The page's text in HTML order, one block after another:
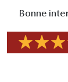
Bonne